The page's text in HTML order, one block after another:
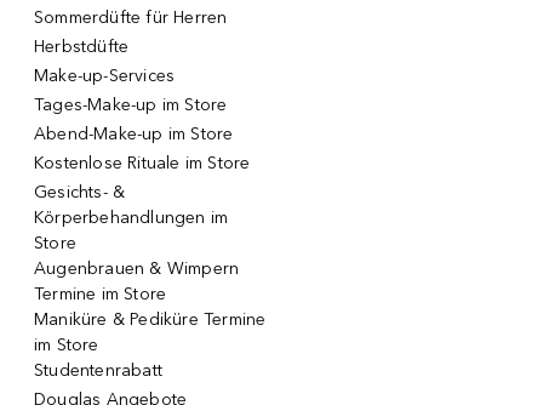
Sommerdüfte für Herren
Herbstdüfte
Make-up-Services
Tages-Make-up im Store
Abend-Make-up im Store
Kostenlose Rituale im Store
Gesichts- &
Körperbehandlungen im
Store
Augenbrauen & Wimpern
Termine im Store
Maniküre & Pediküre Termine
im Store
Studentenrabatt
Douglas Angebote